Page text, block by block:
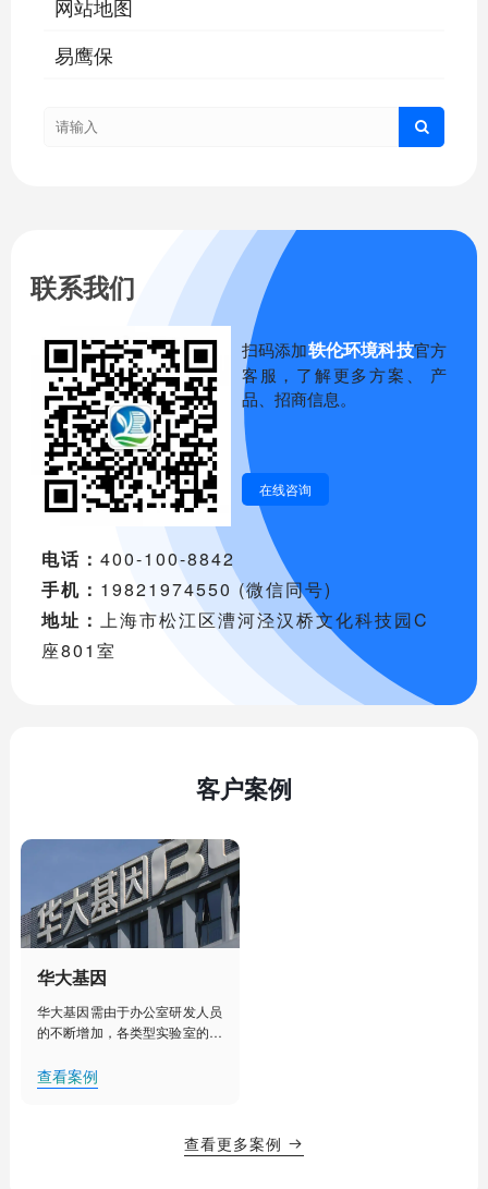
网站地图
易鹰保
联系我们
扫码添加轶伦环境科技官方
客服，了解更多方案、 产
品、招商信息。
在线咨询
电话： 400-100-8842
手机： 19821974550 (微信同号)
地址： 上海市松江区漕河泾汉桥文化科技园C
座801室
客户案例
华大基因
华大基因需由于办公室研发人员
的不断增加，各类型实验室的建
其对办公室、实验室、实验室设
备更加细致化管理的需求。需要
化、智能化管理，提升办公效
率，降低用电能耗，创造舒适的
查看案例
查看更多案例 